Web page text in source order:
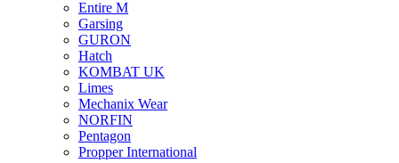
Entire M
Garsing
GURON
Hatch
KOMBAT UK
Limes
Mechanix Wear
NORFIN
Pentagon
Propper International